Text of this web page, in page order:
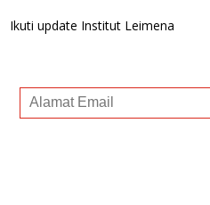
Ikuti update Institut Leimena